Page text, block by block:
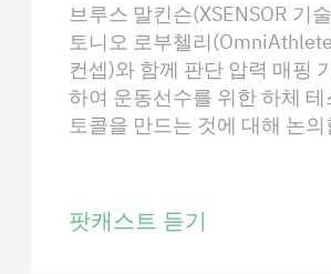
브루스 말킨슨(XSENSOR 기
토니오 로부첼리
컨셉)와 함께 판단 압력 매핑
하여 운동선수를 위한 하체 테
토콜을 만드는 것에 대해 논
팟캐스트 듣기